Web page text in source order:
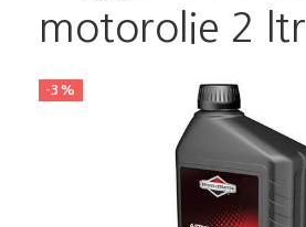
motorolie 2 ltr.
-3%